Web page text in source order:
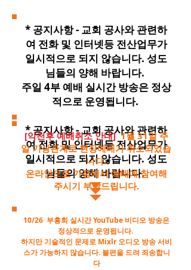
* 공지사항 - 교회 공사와 관련하
여 전화 및 인터넷등 전산업무가
일시적으로 되지 않습니다. 성도
님들의 양해 바랍니다.
​주일 4부 예배 실시간 방송은 정상
적으로 운영됩니다.
* 공지사항 - 교회 공사와 관련하
여 전화 및 인터넷등 전산업무가
일시적으로 되지 않습니다. 성도
님들의 양해 바랍니다. ​
[악천후 예배취소 안내]1월 31일 주
일 기상관계로 현장예배가 취소되었습
니다.
​온라인으로 가정에서 예배에 참여해
주시기 부탁드립니다.
10/26 부흥회 실시간 YouTube 비디오 방송은
정상적으로 운영됩니다.
하지만 기술적인 문제로 Mixlr 오디오 방송 서비
스가 가능하지 않습니다. 불편을 드려 죄송합니
다